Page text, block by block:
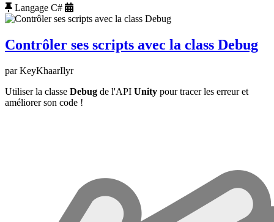
Langage C#
Contrôler ses scripts avec la class Debug
par KeyKhaarIlyr
Utiliser la classe Debug de l'API Unity pour tracer les erreur et
améliorer son code !